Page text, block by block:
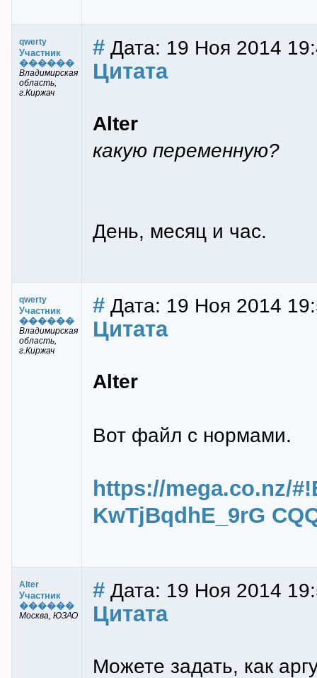
qwerty
Участник
������
Владимирская
область,
г.Киржач
# Дата: 19 Ноя 2014
Цитата
Alter
какую переменную?
День, месяц и час.
qwerty
Участник
������
Владимирская
область,
г.Киржач
# Дата: 19 Ноя 2014
Цитата
Alter
Вот файл с нормами.
https://mega.co.nz/
KwTjBqdhE_9rG
Alter
Участник
������
Москва, ЮЗАО
# Дата: 19 Ноя 2014
Цитата
Можете задать, как